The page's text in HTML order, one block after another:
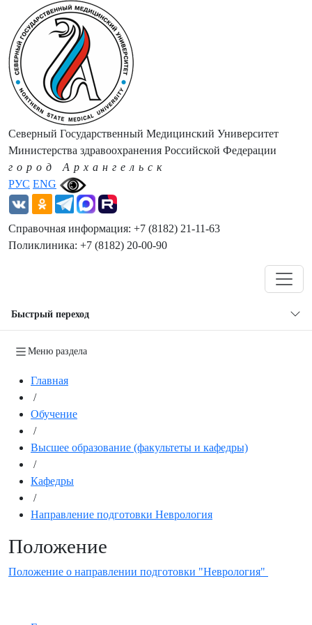
РУС ENG
Северный Государственный Медицинский Университет
Министерства здравоохранения Российской Федерации
город Архангельск
Справочная информация: +7 (8182) 21-11-63
Поликлиника: +7 (8182) 20-00-90
Быстрый переход
Меню раздела
Главная
/
Обучение
/
Высшее образование (факультеты и кафедры)
/
Кафедры
/
Направление подготовки Неврология
Положение
Положение о направлении подготовки "Неврология"